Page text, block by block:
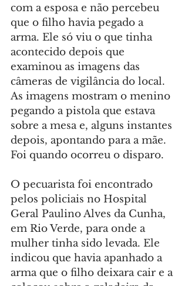
com a esposa e não percebeu
que o filho havia pegado a
arma. Ele só viu o que tinha
acontecido depois que
examinou as imagens das
câmeras de vigilância do local.
As imagens mostram o menino
pegando a pistola que estava
sobre a mesa e, alguns instantes
depois, apontando para a mãe.
Foi quando ocorreu o disparo.
O pecuarista foi encontrado
pelos policiais no Hospital
Geral Paulino Alves da Cunha,
em Rio Verde, para onde a
mulher tinha sido levada. Ele
indicou que havia apanhado a
arma que o filho deixara cair e a